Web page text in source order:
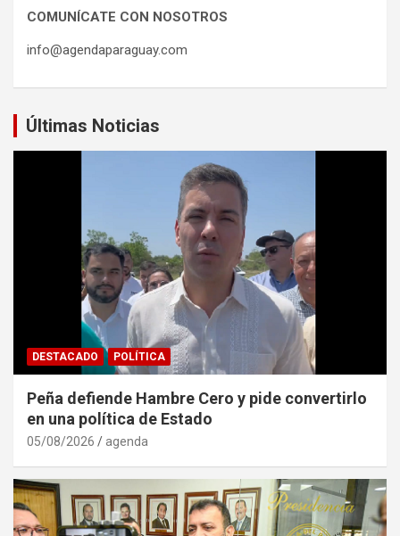
COMUNÍCATE CON NOSOTROS
info@agendaparaguay.com
Últimas Noticias
DESTACADO POLÍTICA
Peña defiende Hambre Cero y pide convertirlo
en una política de Estado
05/08/2026 agenda